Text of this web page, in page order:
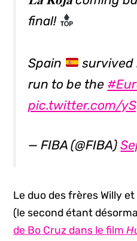
final!
Spain
survived
run to be the
pic.twitter.com/
— FIBA (@FIBA)
Le duo des frères Willy
(le second étant
de Bo Cruz dans le film